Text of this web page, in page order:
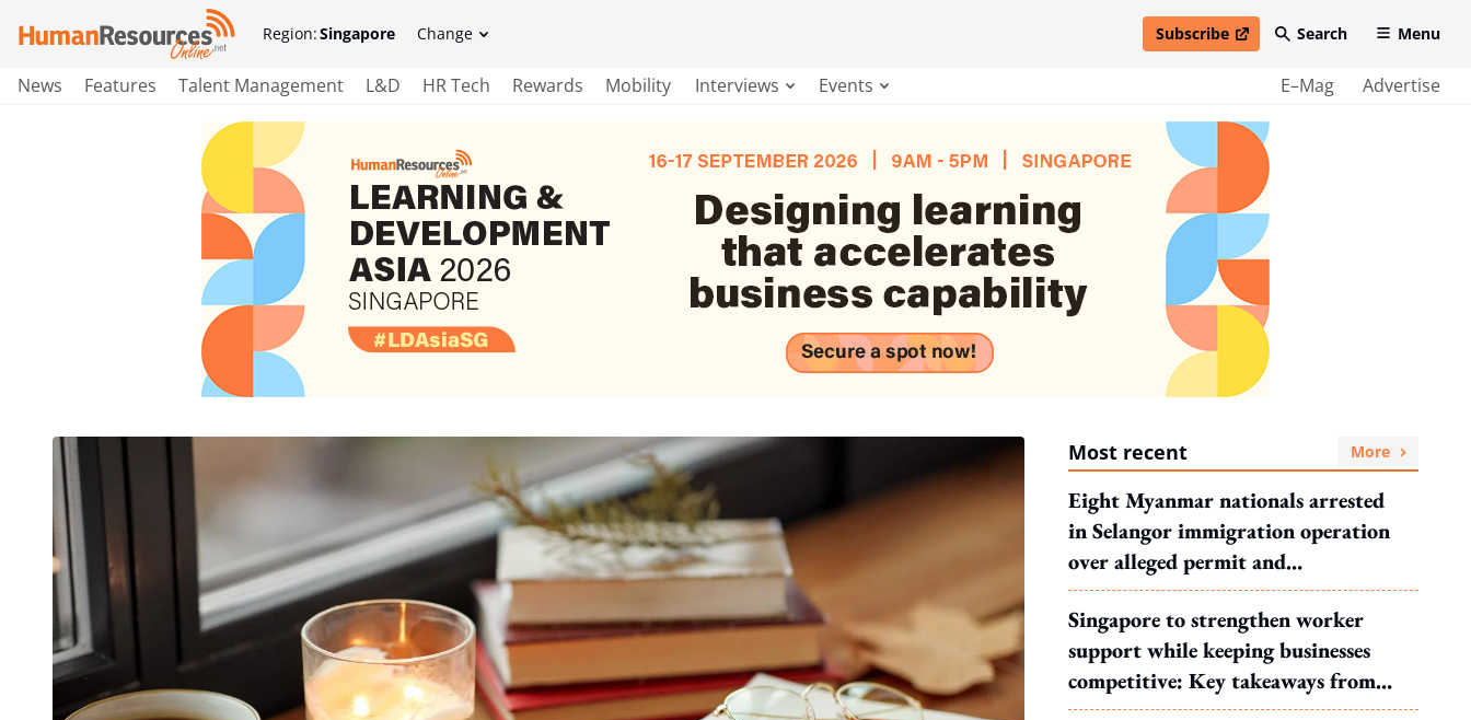
Region:Singapore Change Subscribe
open in new windowSearch Menu
News Features Talent Management L&D HR Tech Rewards Mobility Interviews Events E–Mag Advertise
Most recent More
Eight Myanmar nationals arrested
in Selangor immigration operation
over alleged permit and
documentation offences
Singapore to strengthen worker
support while keeping businesses
competitive: Key takeaways from
MOS Dinesh's response to WP's